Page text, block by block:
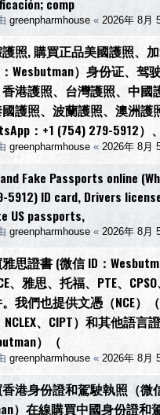
comp
greenpharmhouse « 2026年 8月
照, 購買正品美國護照、
：Wesbutman）身份证、驾
港護照、台灣護照、中國
護照、波蘭護照、澳洲護
：+1 (754) 279-5912）、
greenpharmhouse « 2026年 8月
Fake Passports online
5912) ID card, Drivers
US passports,
greenpharmhouse « 2026年 8月
思證書 (微信 ID：
、雅思、托福、PTE、
我們也提供文憑（NCE）（
NCLEX、CIPT）和其他語言
）（
greenpharmhouse « 2026年 8月
港身份證和駕駛執照（微
）在線購買中國身份證和